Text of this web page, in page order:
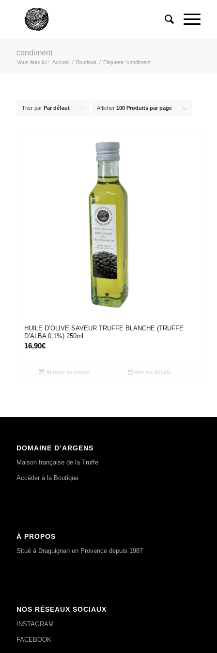
condiment
Vous êtes ici : Accueil / Boutique / Etiquette: condiment
Trier par Par défaut Afficher 100 Produits par page
HUILE D’OLIVE SAVEUR TRUFFE BLANCHE (TRUFFE
D’ALBA 0,1%) 250ml
16,90€
Ajouter au panier Voir les détails
DOMAINE D’ARGENS
Maison française de la Truffe
Accéder à la Boutique
À PROPOS
Situé à Draguignan en Provence depuis 1987
NOS RÉSEAUX SOCIAUX
INSTAGRAM
FACEBOOK